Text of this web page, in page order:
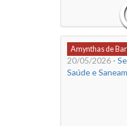
Amynthas de
20/05/2026 -
Saúde e